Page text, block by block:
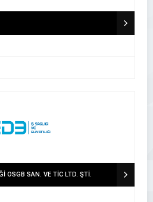
OSGB SAN. VE TİC LTD. ŞTİ.